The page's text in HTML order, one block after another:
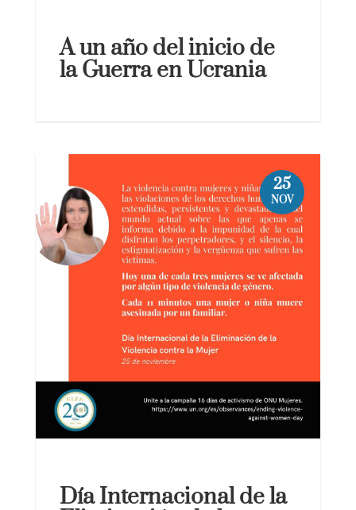
A un año del inicio de
la Guerra en Ucrania
Día Internacional de la
25
NOV